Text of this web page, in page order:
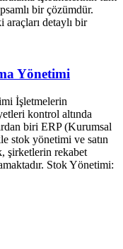
bir çözümdür.
detaylı bir
Yönetimi
İşletmelerin
kontrol altında
biri ERP (Kurumsal
stok yönetimi ve satın
şirketlerin rekabet
Stok Yönetimi: